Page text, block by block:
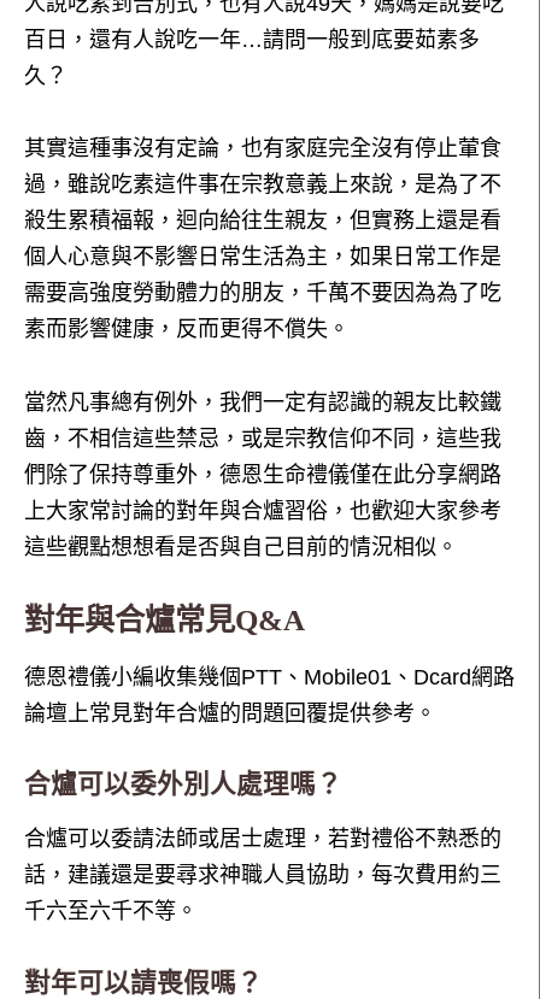
百日，還有人說吃一年…請問一般到底要茹素多
久？
其實這種事沒有定論，也有家庭完全沒有停止葷食
過，雖說吃素這件事在宗教意義上來說，是為了不
殺生累積福報，迴向給往生親友，但實務上還是看
個人心意與不影響日常生活為主，如果日常工作是
需要高強度勞動體力的朋友，千萬不要因為為了吃
素而影響健康，反而更得不償失。
當然凡事總有例外，我們一定有認識的親友比較鐵
齒，不相信這些禁忌，或是宗教信仰不同，這些我
們除了保持尊重外，德恩生命禮儀僅在此分享網路
上大家常討論的對年與合爐習俗，也歡迎大家參考
這些觀點想想看是否與自己目前的情況相似。
對年與合爐常見Q&A
德恩禮儀小編收集幾個PTT、Mobile01、Dcard網路
論壇上常見對年合爐的問題回覆提供參考。
合爐可以委外別人處理嗎？
合爐可以委請法師或居士處理，若對禮俗不熟悉的
話，建議還是要尋求神職人員協助，每次費用約三
千六至六千不等。
對年可以請喪假嗎？